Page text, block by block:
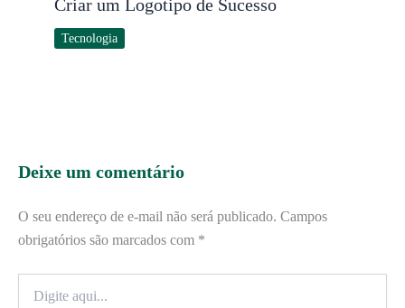
Criar um Logotipo de Sucesso
Tecnologia
Deixe um comentário
O seu endereço de e-mail não será publicado. Campos
obrigatórios são marcados com *
aqui...